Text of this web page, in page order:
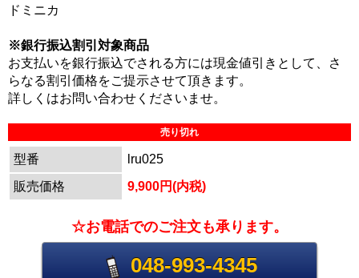
ドミニカ
※銀行振込割引対象商品
お支払いを銀行振込でされる方には現金値引きとして、さ
らなる割引価格をご提示させて頂きます。
詳しくはお問い合わせくださいませ。
売り切れ
型番
lru025
販売価格
9,900円(内税)
☆お電話でのご注文も承ります。
048-993-4345